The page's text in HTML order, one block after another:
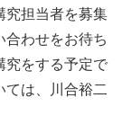
究担当者を募集
合わせをお待ち
究をする予定で
ては、川合裕二